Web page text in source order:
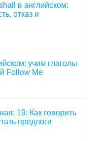
в английском:
отказ и
учим глаголы
Follow Me
19: Как говорить
предлоги